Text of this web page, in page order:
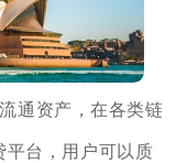
通资产，在各类链
平台，用户可以质